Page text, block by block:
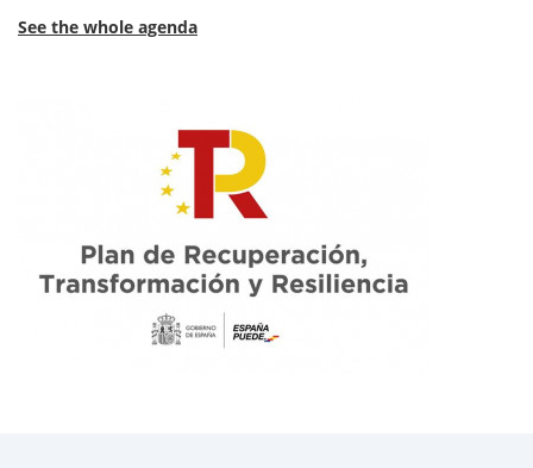
See the whole agenda